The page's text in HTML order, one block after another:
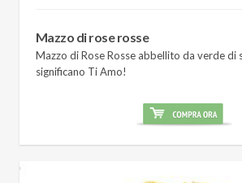
Mazzo di rose rosse
Mazzo di Rose Rosse abbellito da verde di
significano Ti Amo!